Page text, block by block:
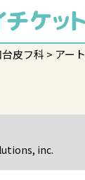
皮フ科 アー
inc.